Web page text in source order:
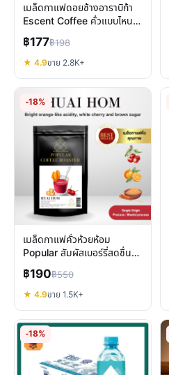
เมล็ดกาแฟดอยช้างอาราบิก้า
Escent Coffee คั่วแบบไหนที่
ใช่คุณ
฿177฿198
★ 4.9ขาย 2.8K+
-18%
เมล็ดกาแฟคั่วห้วยห้อม
Popular สัมผัสเบอร์รี่สดชื่น
คั่วแบบไหนที่ใช่คุณ
฿190฿550
★ 4.9ขาย 1.5K+
-18%